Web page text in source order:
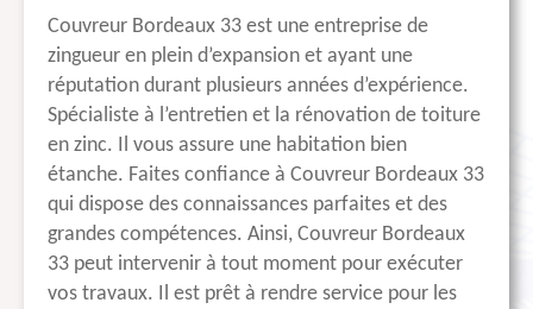
Couvreur Bordeaux 33 est une entreprise de
zingueur en plein d’expansion et ayant une
réputation durant plusieurs années d’expérience.
Spécialiste à l’entretien et la rénovation de toiture
en zinc. Il vous assure une habitation bien
étanche. Faites confiance à Couvreur Bordeaux 33
qui dispose des connaissances parfaites et des
grandes compétences. Ainsi, Couvreur Bordeaux
33 peut intervenir à tout moment pour exécuter
vos travaux. Il est prêt à rendre service pour les